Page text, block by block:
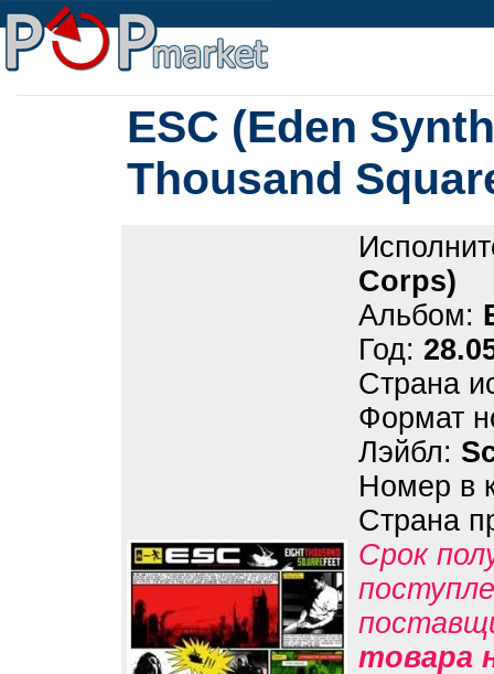
ESC (Eden
Thousand
Corps)
Альбом:
Год:
Страна
Формат
Лэйбл:
Номер в
Страна
Срок
товара